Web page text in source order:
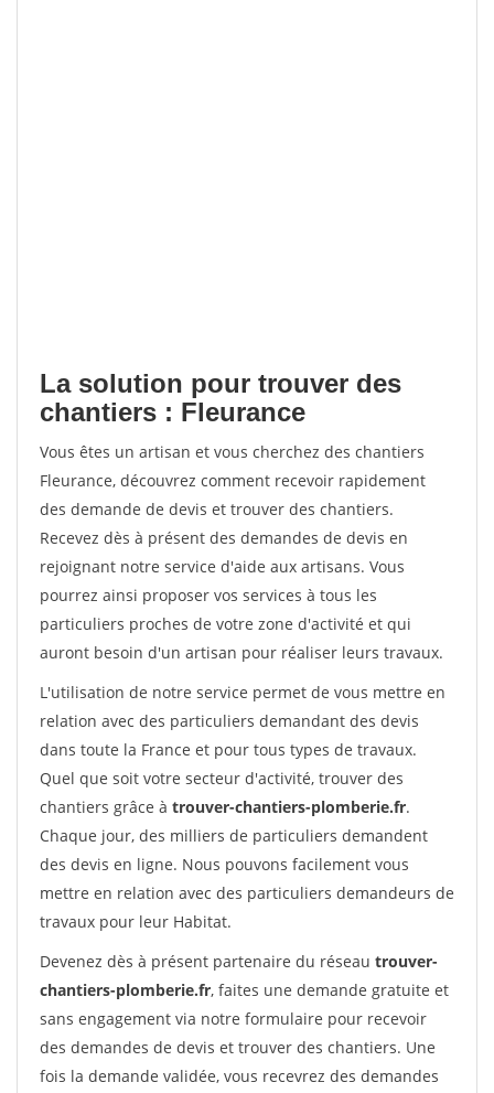
La solution pour trouver des
chantiers : Fleurance
Vous êtes un artisan et vous cherchez des chantiers
Fleurance, découvrez comment recevoir rapidement
des demande de devis et trouver des chantiers.
Recevez dès à présent des demandes de devis en
rejoignant notre service d'aide aux artisans. Vous
pourrez ainsi proposer vos services à tous les
particuliers proches de votre zone d'activité et qui
auront besoin d'un artisan pour réaliser leurs travaux.
L'utilisation de notre service permet de vous mettre en
relation avec des particuliers demandant des devis
dans toute la France et pour tous types de travaux.
Quel que soit votre secteur d'activité, trouver des
chantiers grâce à trouver-chantiers-plomberie.fr.
Chaque jour, des milliers de particuliers demandent
des devis en ligne. Nous pouvons facilement vous
mettre en relation avec des particuliers demandeurs de
travaux pour leur Habitat.
Devenez dès à présent partenaire du réseau trouver-
chantiers-plomberie.fr, faites une demande gratuite et
sans engagement via notre formulaire pour recevoir
des demandes de devis et trouver des chantiers. Une
fois la demande validée, vous recevrez des demandes